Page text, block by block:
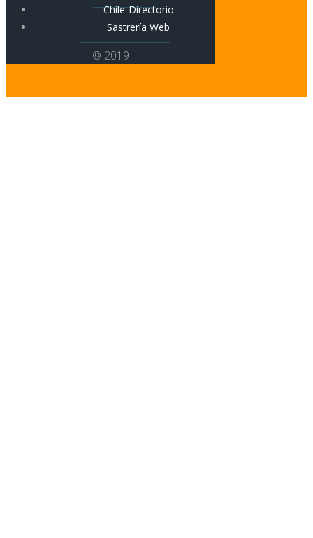
Chile-Directorio
Sastrería Web
© 2019